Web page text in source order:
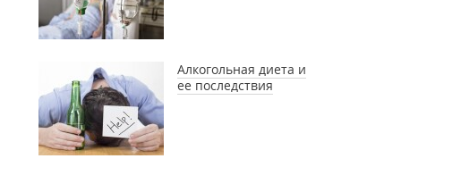
Алкогольная диета и
ее последствия